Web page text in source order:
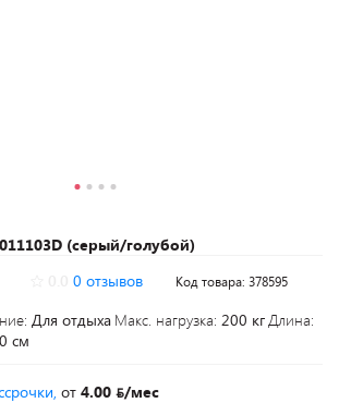
(серый/голубой)
0 отзывов Код товара: 378595
Для отдыха Макс. нагрузка: 200 кгДлина:
см
от 4.00
/мес